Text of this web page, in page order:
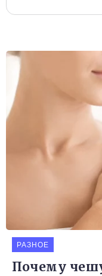
РАЗНОЕ
Почему